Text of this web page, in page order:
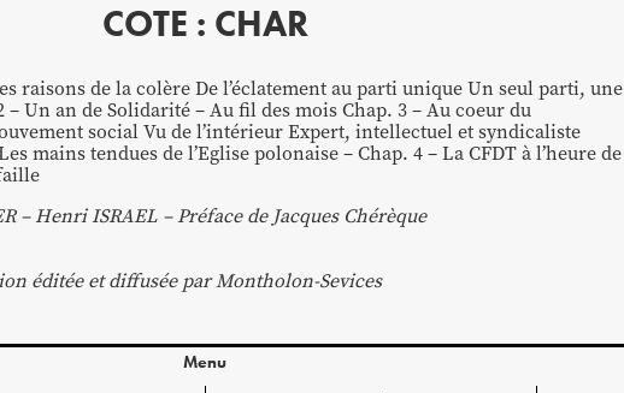
COTE : CHAR
raisons de la colère De l’éclatement au parti unique Un seul parti, une
Un an de Solidarité – Au fil des mois Chap. 3 – Au coeur du
social Vu de l’intérieur Expert, intellectuel et syndicaliste
mains tendues de l’Eglise polonaise – Chap. 4 – La CFDT à l’heure de
– Henri ISRAEL – Préface de Jacques Chérèque
éditée et diffusée par Montholon-Sevices
Menu